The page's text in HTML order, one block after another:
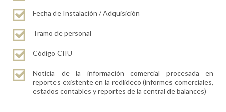
Fecha de Instalación / Adquisición
Tramo de personal
Código CIIU
Noticia de la información comercial procesada en
reportes existente en la redlideco (informes comerciales,
estados contables y reportes de la central de balances)